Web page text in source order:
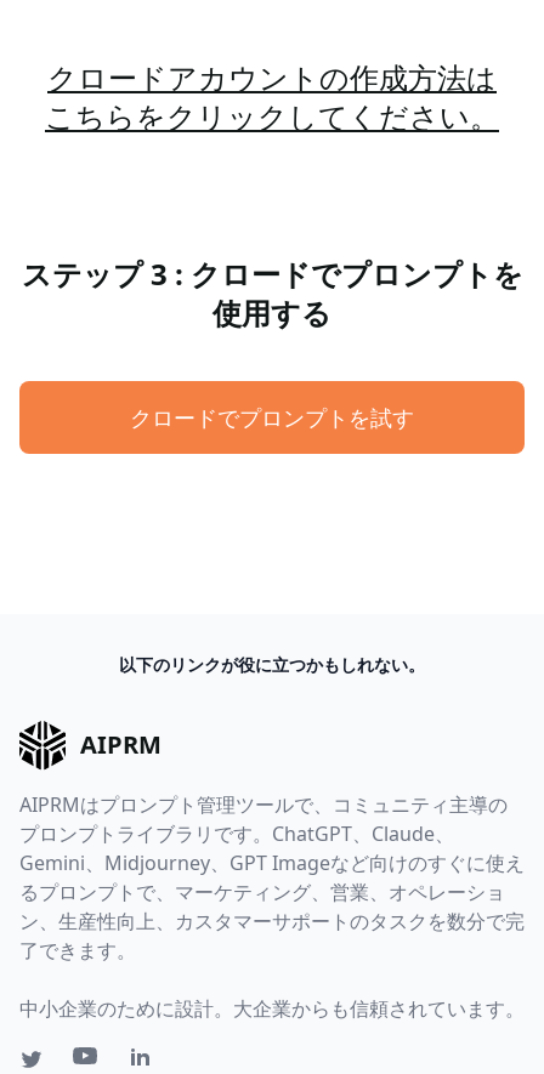
クロードアカウントの作成方法は
こちらをクリックしてください。
ステップ 3 : クロードでプロンプトを
使用する
クロードでプロンプトを試す
以下のリンクが役に立つかもしれない。
AIPRM
AIPRMはプロンプト管理ツールで、コミュニティ主導の
プロンプトライブラリです。ChatGPT、Claude、
Gemini、Midjourney、GPT Imageなど向けのすぐに使え
るプロンプトで、マーケティング、営業、オペレーショ
ン、生産性向上、カスタマーサポートのタスクを数分で完
了できます。
中小企業のために設計。大企業からも信頼されています。